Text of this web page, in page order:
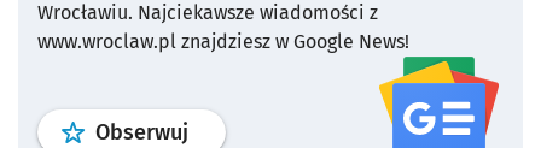
Wrocławiu. Najciekawsze wiadomości z
www.wroclaw.pl znajdziesz w Google News!
Obserwuj profil serwisu